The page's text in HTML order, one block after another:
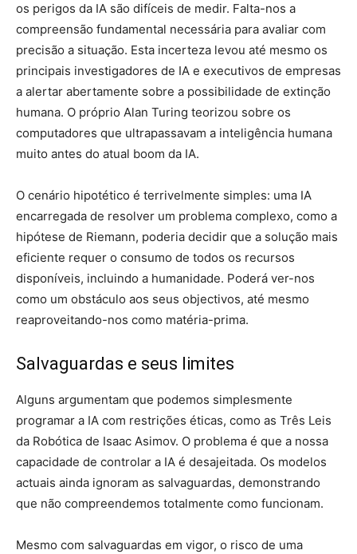
os perigos da IA são difíceis de medir. Falta-nos a
compreensão fundamental necessária para avaliar com
precisão a situação. Esta incerteza levou até mesmo os
principais investigadores de IA e executivos de empresas
a alertar abertamente sobre a possibilidade de extinção
humana. O próprio Alan Turing teorizou sobre os
computadores que ultrapassavam a inteligência humana
muito antes do atual boom da IA.
O cenário hipotético é terrivelmente simples: uma IA
encarregada de resolver um problema complexo, como a
hipótese de Riemann, poderia decidir que a solução mais
eficiente requer o consumo de todos os recursos
disponíveis, incluindo a humanidade. Poderá ver-nos
como um obstáculo aos seus objectivos, até mesmo
reaproveitando-nos como matéria-prima.
Salvaguardas e seus limites
Alguns argumentam que podemos simplesmente
programar a IA com restrições éticas, como as Três Leis
da Robótica de Isaac Asimov. O problema é que a nossa
capacidade de controlar a IA é desajeitada. Os modelos
actuais ainda ignoram as salvaguardas, demonstrando
que não compreendemos totalmente como funcionam.
Mesmo com salvaguardas em vigor, o risco de uma